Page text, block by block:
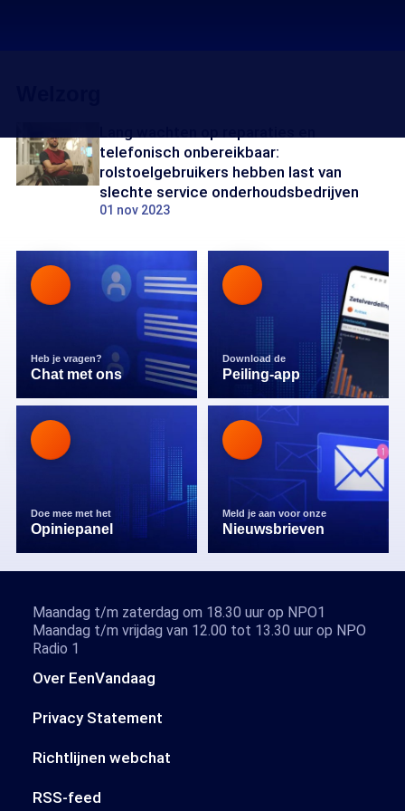
telefonisch onbereikbaar:
rolstoelgebruikers hebben last van
slechte service onderhoudsbedrijven
01 nov 2023
Heb je vragen?
Chat met ons
Download de
Peiling-app
Doe mee met het
Opiniepanel
Meld je aan voor onze
Nieuwsbrieven
Over EenVandaag
Privacy Statement
Richtlijnen webchat
RSS-feed
Maandag t/m zaterdag om 18.30 uur op NPO1
Maandag t/m vrijdag van 12.00 tot 13.30 uur op NPO
Radio 1